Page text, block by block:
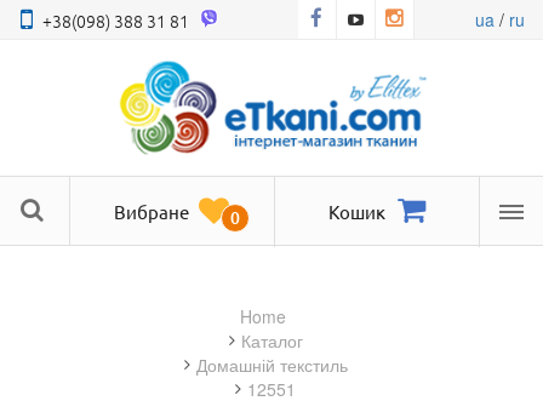
+38(098) 388 31 81 ua/ ru
Вибране 0 Кошик
Home
Каталог
домашній текстиль
12551